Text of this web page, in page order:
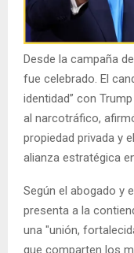
Desde la campaña
fue celebrado. El
identidad” con
al narcotráfico,
propiedad privada y
alianza estratégica
Según el abogado y
presenta a la
una "unión,
que comparten los